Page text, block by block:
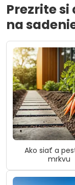
Prezrite
na
Ako siať a
mrkvu